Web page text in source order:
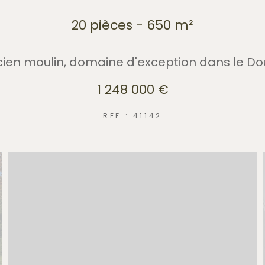
20 pièces - 650 m²
moulin, domaine d'exception dans le
1 248 000 €
REF : 41142